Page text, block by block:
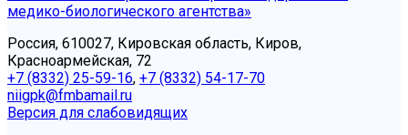
медико-биологического агентства»
Россия, 610027, Кировская область, Киров,
Красноармейская, 72
+7 (8332) 25-59-16, +7 (8332) 54-17-70
niigpk@fmbamail.ru
Версия для слабовидящих